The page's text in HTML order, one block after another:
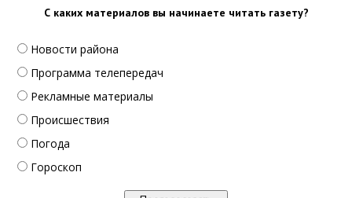
С каких материалов вы начинаете читать газету?
Новости района
Программа телепередач
Рекламные материалы
Происшествия
Погода
Гороскоп